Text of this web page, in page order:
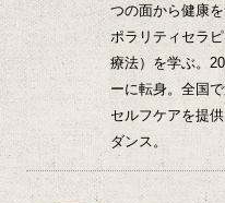
つの面から健康
ポラリティセラ
療法）を学ぶ。
ーに転身。全国
セルフケアを提
ダンス。